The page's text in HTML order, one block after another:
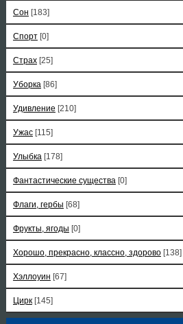
Сон [183]
Спорт [0]
Страх [25]
Уборка [86]
Удивление [210]
Ужас [115]
Улыбка [178]
Фантастические существа [0]
Флаги, гербы [68]
Фрукты, ягоды [0]
Хорошо, прекрасно, классно, здорово [138]
Хэллоуин [67]
Цирк [145]